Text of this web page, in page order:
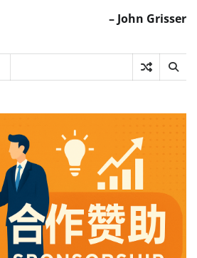
– John Grisser